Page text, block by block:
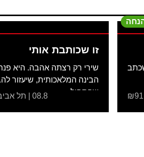
זו שכותבת אותי
שירי רק רצתה אהבה. היא
הבינה המלאכותית, שיעזור
שהתחיל...
08.8 | תל אביב-יפו | ₪51